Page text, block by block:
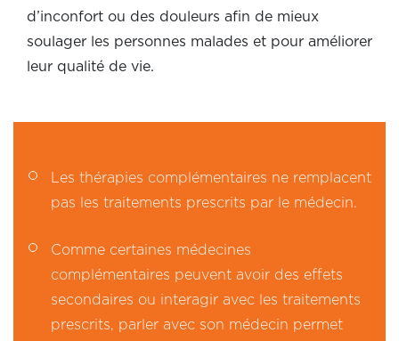
d’inconfort ou des douleurs afin de mieux
soulager les personnes malades et pour améliorer
leur qualité de vie.
Les thérapies complémentaires ne remplacent
pas les traitements prescrits par le médecin.
Comme certaines médecines
complémentaires peuvent avoir des effets
secondaires ou interagir avec les traitements
prescrits, parler avec son médecin permet